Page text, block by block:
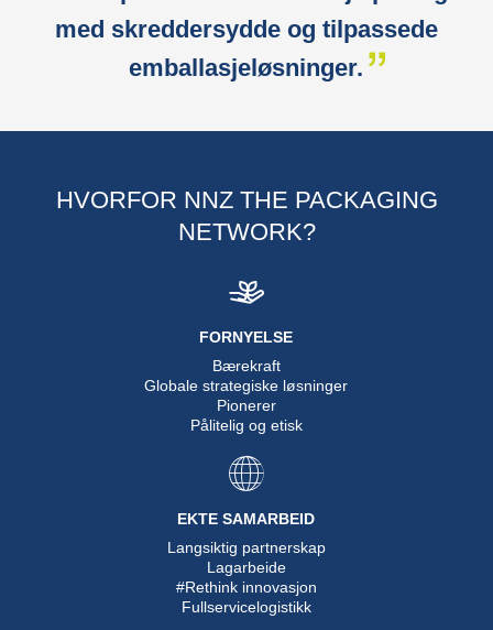
med skreddersydde og tilpassede
emballasjeløsninger.
HVORFOR NNZ THE PACKAGING
NETWORK?
FORNYELSE
Bærekraft
Globale strategiske løsninger
Pionerer
Pålitelig og etisk
EKTE SAMARBEID
Langsiktig partnerskap
Lagarbeide
#Rethink innovasjon
Fullservicelogistikk